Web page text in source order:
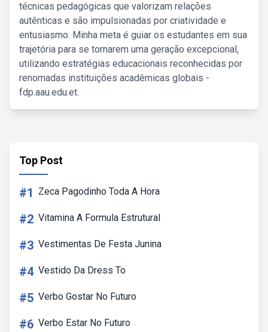
técnicas pedagógicas que valorizam relações
autênticas e são impulsionadas por criatividade e
entusiasmo. Minha meta é guiar os estudantes em sua
trajetória para se tornarem uma geração excepcional,
utilizando estratégias educacionais reconhecidas por
renomadas instituições acadêmicas globais -
fdp.aau.edu.et.
Top Post
#1 Zeca Pagodinho Toda A Hora
#2 Vitamina A Formula Estrutural
#3 Vestimentas De Festa Junina
#4 Vestido Da Dress To
#5 Verbo Gostar No Futuro
#6 Verbo Estar No Futuro